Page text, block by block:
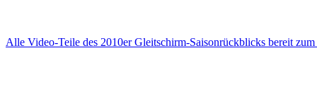
Alle Video-Teile des 2010er Gleitschirm-Saisonrückblicks bereit